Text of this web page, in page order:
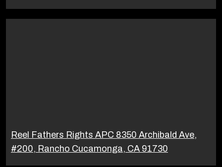
Reel Fathers Rights APC 8350 Archibald Ave,
#200, Rancho Cucamonga, CA 91730